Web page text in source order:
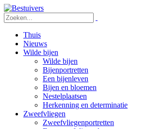
Thuis
Nieuws
Wilde bijen
Wilde bijen
Bijenportretten
Een bijenleven
Bijen en bloemen
Nestelplaatsen
Herkenning en determinatie
Zweefvliegen
Zweefvliegenportretten